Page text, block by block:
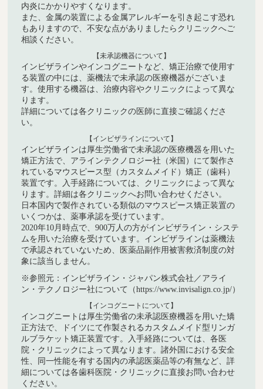
内炎にかかりやすくなります。
また、金属の装置による金属アレルギーを引き起こす恐れ
もありますので、不安な点がありましたらクリニックへご
相談ください。
【未承認機器について】
インビザラインやインコグニートなど、矯正治療で使用す
る装置の中には、薬機法で未承認の医療機器がございま
す。使用する機器は、治療内容やクリニックによって異な
ります。
詳細については各クリニックの医師に直接ご確認くださ
い。
【インビザラインについて】
インビザラインは厚生労働省で未承認の医療機器を用いた
矯正方法で、アラインテクノロジー社（米国）にて製作さ
れているマウスピース型（カスタムメイド）矯正（歯科）
装置です。入手経路については、クリニックによって異な
ります。詳細は各クリニックへお問い合わせください。
日本国内で製作されている類似のマウスピース矯正装置の
いくつかは、薬事承認を受けています。
2020年10月時点で、900万人の方がインビザライン・システ
ムを用いた治療を受けています。インビザラインは薬機法
で承認されていないため、医薬品副作用被害救済制度の対
象に該当しません。
※参照元：インビザライン・ジャパン株式会社／アライ
ン・テクノロジー社について（https://www.invisalign.co.jp/）
【インコグニートについて】
インコグニートは厚生労働省の未承認医療機器を用いた矯
正方法で、ドイツにて作製されるカスタムメイド型リンガ
ルブラケット矯正装置です。入手経路については、各医
院・クリニックによって異なります。諸外国における安全
性、同一性能を有する国内の承認医薬品等の有無など、詳
細については各歯科医院・クリニックに直接お問い合わせ
ください。